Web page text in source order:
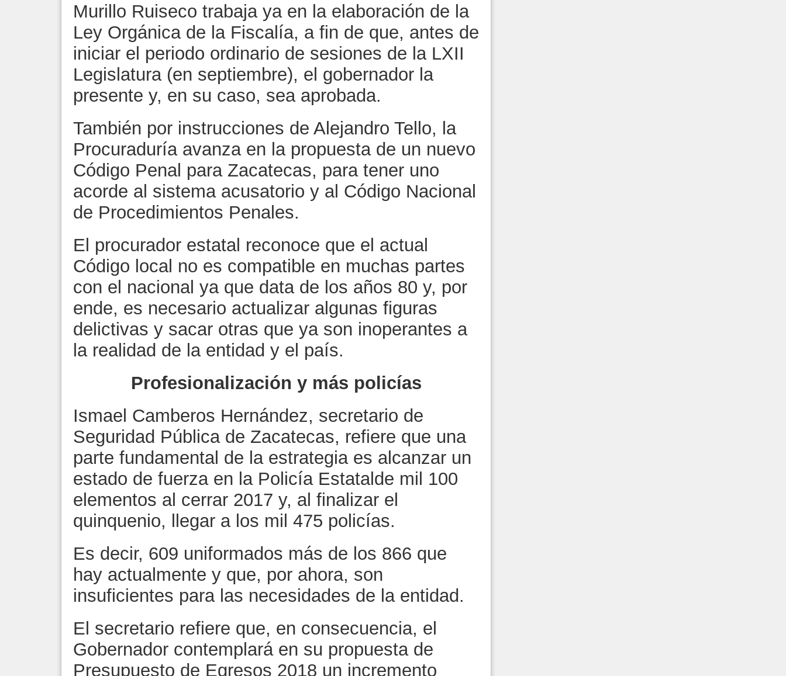
Murillo Ruiseco trabaja ya en la elaboración de la
Ley Orgánica de la Fiscalía, a fin de que, antes de
iniciar el periodo ordinario de sesiones de la LXII
Legislatura (en septiembre), el gobernador la
presente y, en su caso, sea aprobada.
También por instrucciones de Alejandro Tello, la
Procuraduría avanza en la propuesta de un nuevo
Código Penal para Zacatecas, para tener uno
acorde al sistema acusatorio y al Código Nacional
de Procedimientos Penales.
El procurador estatal reconoce que el actual
Código local no es compatible en muchas partes
con el nacional ya que data de los años 80 y, por
ende, es necesario actualizar algunas figuras
delictivas y sacar otras que ya son inoperantes a
la realidad de la entidad y el país.
Profesionalización y más policías
Ismael Camberos Hernández, secretario de
Seguridad Pública de Zacatecas, refiere que una
parte fundamental de la estrategia es alcanzar un
estado de fuerza en la Policía Estatalde mil 100
elementos al cerrar 2017 y, al finalizar el
quinquenio, llegar a los mil 475 policías.
Es decir, 609 uniformados más de los 866 que
hay actualmente y que, por ahora, son
insuficientes para las necesidades de la entidad.
El secretario refiere que, en consecuencia, el
Gobernador contemplará en su propuesta de
Presupuesto de Egresos 2018 un incremento